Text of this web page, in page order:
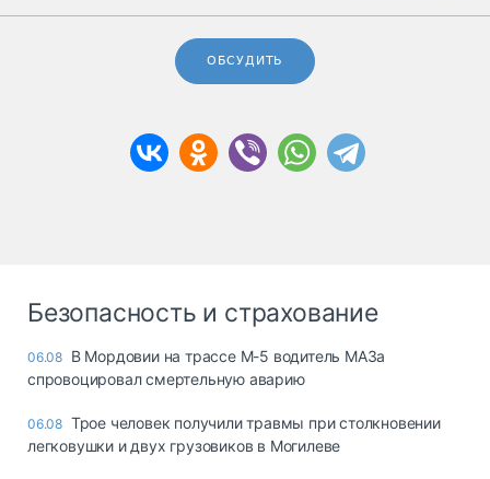
ОБСУДИТЬ
Безопасность и страхование
06.08 В Мордовии на трассе М-5 водитель МАЗа
спровоцировал смертельную аварию
06.08 Трое человек получили травмы при столкновении
легковушки и двух грузовиков в Могилеве